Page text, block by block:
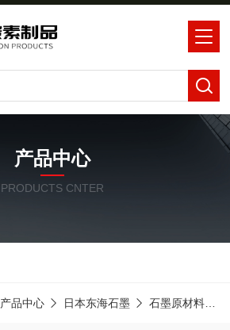
产品中心
PRODUCTS CNTER
产品中心 日本东海石墨 石墨原材料